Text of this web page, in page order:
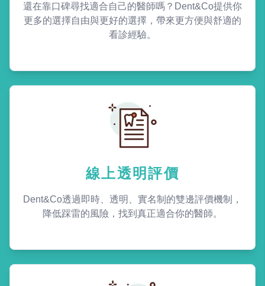
還在靠口碑尋找適合自己的醫師嗎？Dent&Co提供你
更多的選擇自由與更好的選擇，帶來更方便與舒適的
看診經驗。
線上透明評價
Dent&Co透過即時、透明、實名制的雙邊評價機制，
降低踩雷的風險，找到真正適合你的醫師。